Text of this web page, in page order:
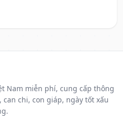
Nam miễn phí, cung cấp thông
chi, con giáp, ngày tốt xấu